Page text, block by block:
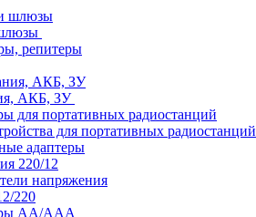
репитеры
АКБ, ЗУ
для портативных радиостанций
для портативных радиостанций
адаптеры
220/12
напряжения
220
АА/ААА